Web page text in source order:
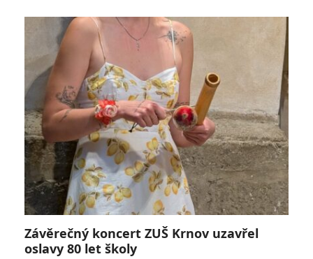
Závěrečný koncert ZUŠ Krnov uzavřel
oslavy 80 let školy